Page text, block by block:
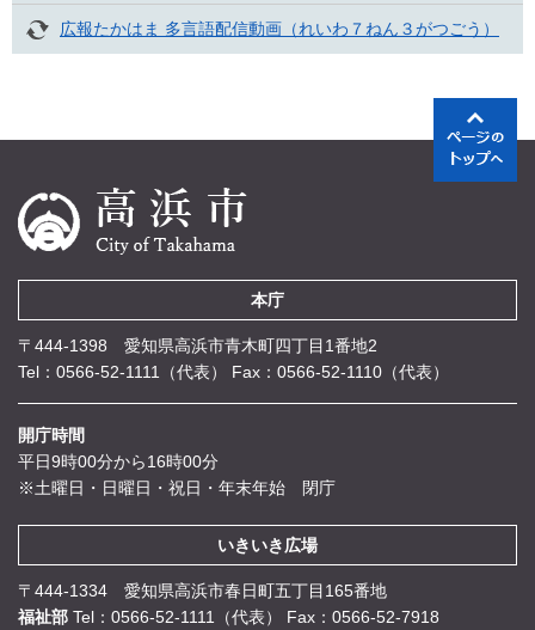
広報たかはま 多言語配信動画（れいわ７ねん３がつごう）
本庁
〒444-1398 愛知県高浜市青木町四丁目1番地2
Tel：0566-52-1111（代表）
Fax：0566-52-1110（代表）
開庁時間
平日9時00分から16時00分
※土曜日・日曜日・祝日・年末年始 閉庁
いきいき広場
〒444-1334 愛知県高浜市春日町五丁目165番地
福祉部 Tel：0566-52-1111（代表） Fax：0566-52-7918